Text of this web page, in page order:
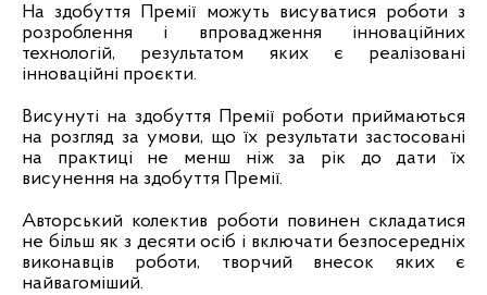
На здобуття Премії можуть висуватися роботи з
розроблення і впровадження інноваційних
технологій, результатом яких є реалізовані
інноваційні проєкти.
Висунуті на здобуття Премії роботи приймаються
на розгляд за умови, що їх результати застосовані
на практиці не менш ніж за рік до дати їх
висунення на здобуття Премії.
Авторський колектив роботи повинен складатися
не більш як з десяти осіб і включати безпосередніх
виконавців роботи, творчий внесок яких є
найвагоміший.